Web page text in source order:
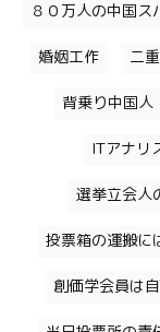
８０万人の中国ス
婚姻工作 二
背乗り中国人
ITアナリ
選挙立会人
投票箱の運搬に
創価学会員は